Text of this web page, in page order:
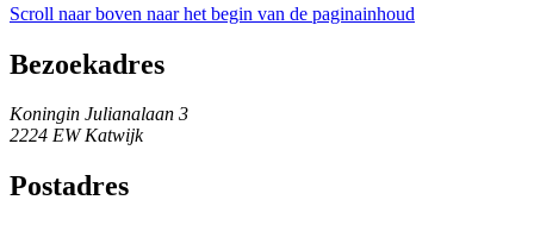
Scroll naar boven naar het begin van de paginainhoud
Bezoekadres
Koningin Julianalaan 3
2224 EW Katwijk
Postadres